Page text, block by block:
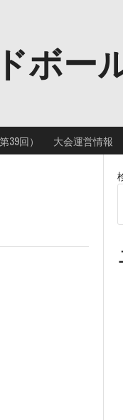
ボー
39回） 大会運営情報